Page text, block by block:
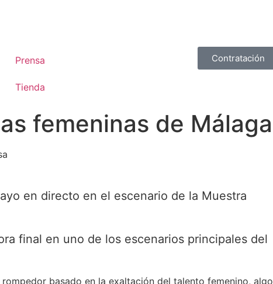
Prensa
Tienda
Contratación
femeninas de Málaga
en directo en el escenario de la Muestra
final en uno de los escenarios principales del
basado en la exaltación del talento femenino, algo